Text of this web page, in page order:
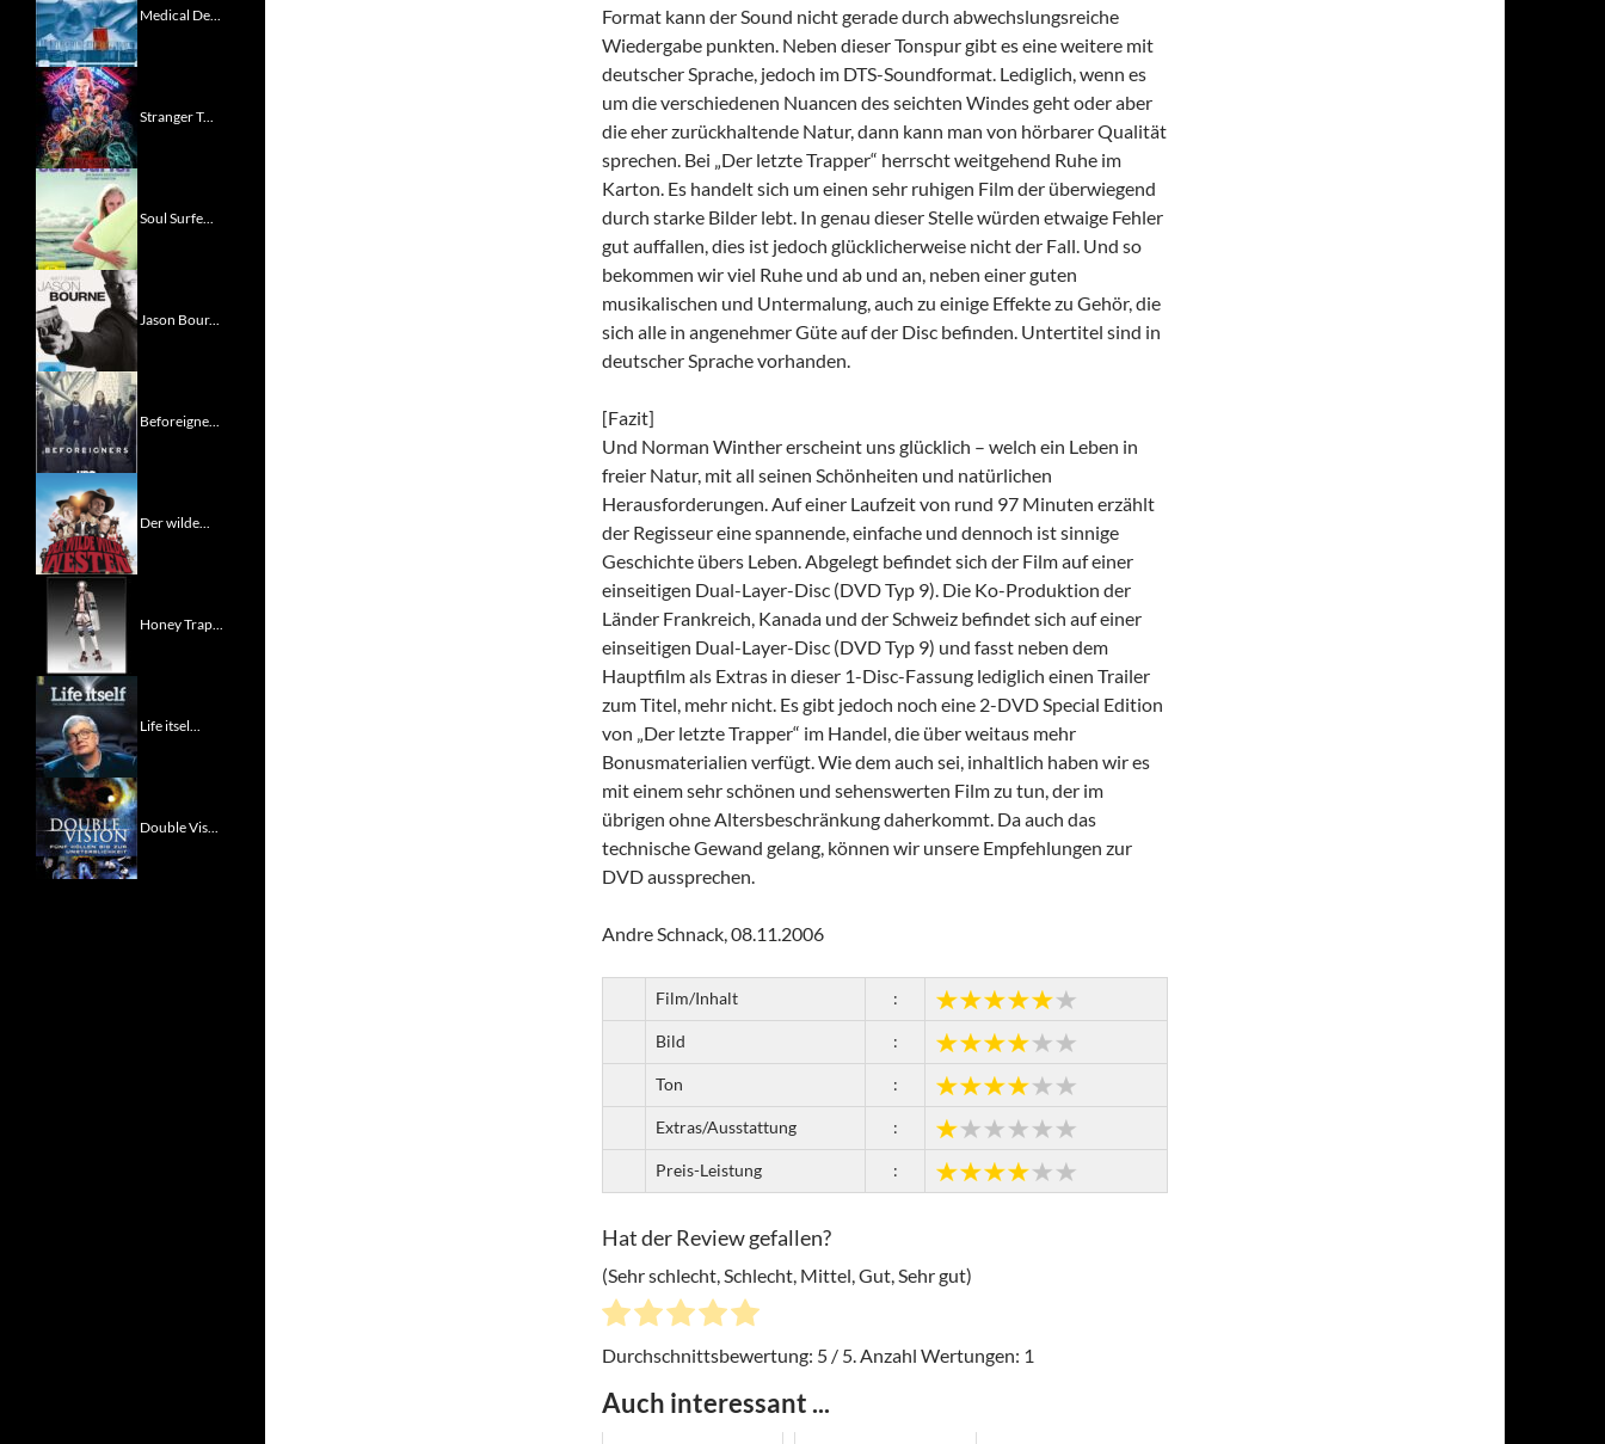
Format kann der Sound nicht gerade durch abwechslungsreiche
Wiedergabe punkten. Neben dieser Tonspur gibt es eine weitere mit
deutscher Sprache, jedoch im DTS-Soundformat. Lediglich, wenn es
um die verschiedenen Nuancen des seichten Windes geht oder aber
die eher zurückhaltende Natur, dann kann man von hörbarer Qualität
sprechen. Bei „Der letzte Trapper“ herrscht weitgehend Ruhe im
Karton. Es handelt sich um einen sehr ruhigen Film der überwiegend
durch starke Bilder lebt. In genau dieser Stelle würden etwaige Fehler
gut auffallen, dies ist jedoch glücklicherweise nicht der Fall. Und so
bekommen wir viel Ruhe und ab und an, neben einer guten
musikalischen und Untermalung, auch zu einige Effekte zu Gehör, die
sich alle in angenehmer Güte auf der Disc befinden. Untertitel sind in
deutscher Sprache vorhanden.
[Fazit]
Und Norman Winther erscheint uns glücklich – welch ein Leben in
freier Natur, mit all seinen Schönheiten und natürlichen
Herausforderungen. Auf einer Laufzeit von rund 97 Minuten erzählt
der Regisseur eine spannende, einfache und dennoch ist sinnige
Geschichte übers Leben. Abgelegt befindet sich der Film auf einer
einseitigen Dual-Layer-Disc (DVD Typ 9). Die Ko-Produktion der
Länder Frankreich, Kanada und der Schweiz befindet sich auf einer
einseitigen Dual-Layer-Disc (DVD Typ 9) und fasst neben dem
Hauptfilm als Extras in dieser 1-Disc-Fassung lediglich einen Trailer
zum Titel, mehr nicht. Es gibt jedoch noch eine 2-DVD Special Edition
von „Der letzte Trapper“ im Handel, die über weitaus mehr
Bonusmaterialien verfügt. Wie dem auch sei, inhaltlich haben wir es
mit einem sehr schönen und sehenswerten Film zu tun, der im
übrigen ohne Altersbeschränkung daherkommt. Da auch das
technische Gewand gelang, können wir unsere Empfehlungen zur
DVD aussprechen.
Andre Schnack, 08.11.2006
Film/Inhalt :
Bild :
Ton :
Extras/Ausstattung :
Preis-Leistung :
Hat der Review gefallen?
(Sehr schlecht, Schlecht, Mittel, Gut, Sehr gut)
Durchschnittsbewertung: 5 / 5. Anzahl Wertungen: 1
Auch interessant ...
Medical De...
Stranger T...
Soul Surfe...
Jason Bour...
Beforeigne...
Der wilde...
Honey Trap...
Life itsel...
Double Vis...